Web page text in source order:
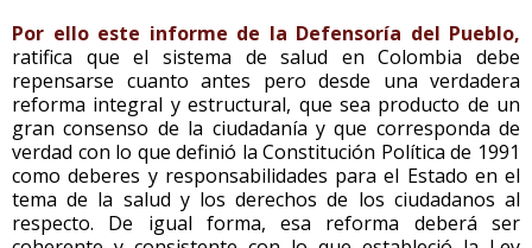
Por ello este informe de la Defensoría del Pueblo,
ratifica que el sistema de salud en Colombia debe
repensarse cuanto antes pero desde una verdadera
reforma integral y estructural, que sea producto de un
gran consenso de la ciudadanía y que corresponda de
verdad con lo que definió la Constitución Política de 1991
como deberes y responsabilidades para el Estado en el
tema de la salud y los derechos de los ciudadanos al
respecto. De igual forma, esa reforma deberá ser